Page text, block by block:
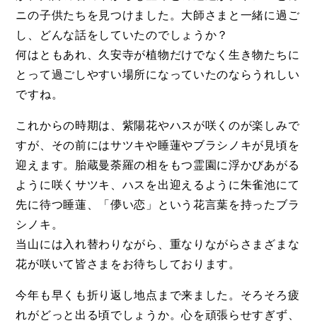
ニの子供たちを見つけました。大師さまと一緒に過ご
し、どんな話をしていたのでしょうか？
何はともあれ、久安寺が植物だけでなく生き物たちに
とって過ごしやすい場所になっていたのならうれしい
ですね。
これからの時期は、紫陽花やハスが咲くのが楽しみで
すが、その前にはサツキや睡蓮やブラシノキが見頃を
迎えます。胎蔵曼荼羅の相をもつ霊園に浮かびあがる
ように咲くサツキ、ハスを出迎えるように朱雀池にて
先に待つ睡蓮、「儚い恋」という花言葉を持ったブラ
シノキ。
当山には入れ替わりながら、重なりながらさまざまな
花が咲いて皆さまをお待ちしております。
今年も早くも折り返し地点まで来ました。そろそろ疲
れがどっと出る頃でしょうか。心を頑張らせすぎず、